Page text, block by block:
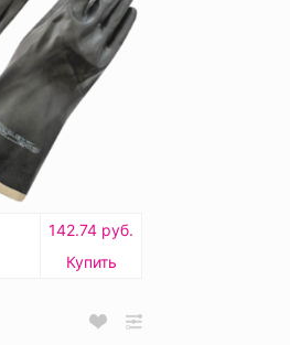
142.74 руб.
Купить